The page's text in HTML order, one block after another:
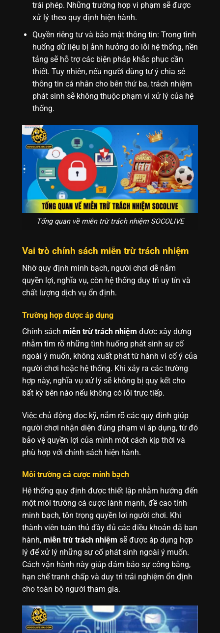
trái phép. Những trường hợp vi phạm sẽ được
xử lý theo quy định hiện hành.
Quyền riêng tư và bảo mật thông tin: Trong tình
huống dữ liệu bị ảnh hưởng do lỗi hệ thống, nền
tảng sẽ hỗ trợ các biện pháp khắc phục cần
thiết. Tuy nhiên, nếu người dùng tự ý chia sẻ
thông tin cá nhân cho bên thứ ba, trách nhiệm
phát sinh sẽ không thuộc phạm vi xử lý của hệ
thống.
Tổng quan về miễn trừ trách nhiệm SOCOLIVE
Vai trò chính sách miễn trừ trách nhiệm
Nhờ quy định minh bạch, người chơi dễ nắm
quyền lợi, nghĩa vụ, còn hệ thống duy trì uy tín và
chất lượng dịch vụ ổn định.
Trường hợp được áp dụng
Chính sách miễn trừ trách nhiệm được xây dựng
nhằm tìm rõ những tình huống phát sinh sự cố
ngoài ý muốn, không xuất phát từ hành vi cố ý của
người chơi hoặc hệ thống. Khi xảy ra các trường
hợp này, nghĩa vụ xử lý sẽ không bị quy kết cho
bất kỳ bên nào nếu không có lỗi trực tiếp.
Việc chủ động đọc kỹ, nắm rõ các quy định giúp
người chơi nhận diện đúng phạm vi áp dụng, từ đó
bảo vệ quyền lợi của mình một cách kịp thời và
phù hợp với chính sách hiện hành.
Môi trường cá cược minh bạch
Hệ thống quy định được thiết lập nhằm hướng đến
một môi trường cá cược lành mạnh, đề cao tính
minh bạch, tôn trọng quyền lợi người chơi. Khi
thành viên tuân thủ đầy đủ các điều khoản đã ban
hành, miễn trừ trách nhiệm sẽ được áp dụng hợp
lý để xử lý những sự cố phát sinh ngoài ý muốn.
Cách vận hành này giúp đảm bảo sự công bằng,
hạn chế tranh chấp và duy trì trải nghiệm ổn định
cho toàn bộ người tham gia.